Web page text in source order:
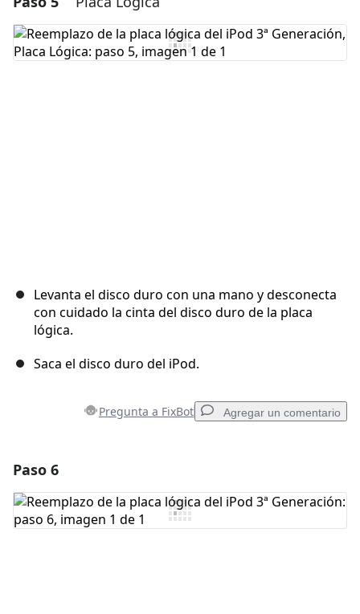
Agregar Comentario
Levanta el disco duro con una mano y desconecta
con cuidado la cinta del disco duro de la placa
lógica.
Saca el disco duro del iPod.
Pregunta a FixBot Agregar un comentario
Agregar Comentario
Paso 6